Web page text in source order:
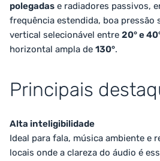
polegadas e radiadores passivos,
frequência estendida, boa pressão
vertical selecionável entre 20° e
horizontal ampla de 130°.
Principais
Alta inteligibilidade
Ideal para fala, música ambiente e
locais onde a clareza do áudio é